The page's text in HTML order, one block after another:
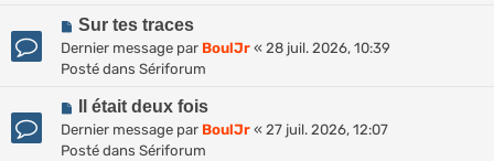
e
a
u
s
s
N
o
u
a
u
Sur tes traces
Dernier message par BoulJr « 28 juil. 2026, 10:39
Posté dans Sériforum
N
o
u
Il était deux fois
Dernier message par BoulJr « 27 juil. 2026, 12:07
Posté dans Sériforum